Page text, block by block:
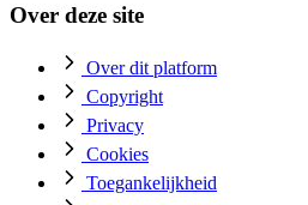
Over deze site
Over dit platform
Copyright
Privacy
Cookies
Toegankelijkheid